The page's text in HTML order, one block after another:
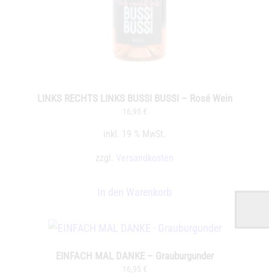
LINKS RECHTS LINKS BUSSI BUSSI – Rosé Wein
16,95 €
inkl. 19 % MwSt.
zzgl.
EINFACH MAL DANKE – Grauburgunder
16,95 €